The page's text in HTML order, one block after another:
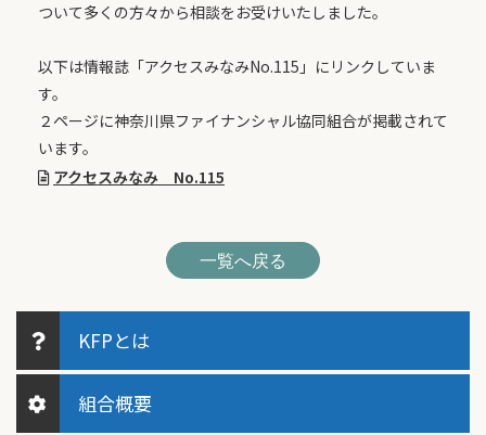
ついて多くの方々から相談をお受けいたしました。
以下は情報誌「アクセスみなみNo.115」にリンクしていま
す。
２ページに神奈川県ファイナンシャル協同組合が掲載されて
います。
アクセスみなみ No.115
一覧へ戻る
KFPとは
組合概要